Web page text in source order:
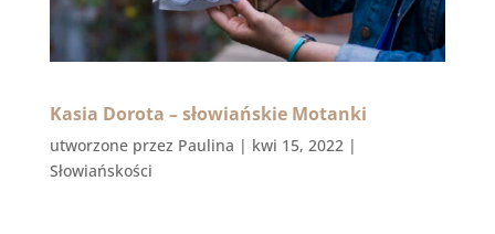
Kasia Dorota – słowiańskie Motanki
utworzone przez Paulina | kwi 15, 2022|
Słowiańskości